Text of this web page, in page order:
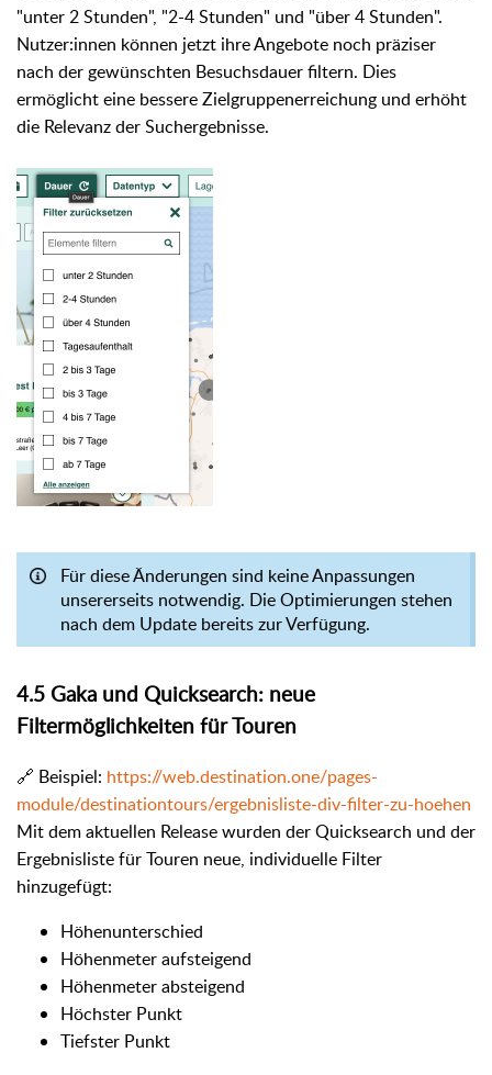
"unter 2 Stunden", "2-4 Stunden" und "über 4 Stunden".
Nutzer:innen können jetzt ihre Angebote noch präziser
nach der gewünschten Besuchsdauer filtern. Dies
ermöglicht eine bessere Zielgruppenerreichung und erhöht
die Relevanz der Suchergebnisse.
Für diese Änderungen sind keine Anpassungen
unsererseits notwendig. Die Optimierungen stehen
nach dem Update bereits zur Verfügung.
4.5 Gaka und Quicksearch: neue
Filtermöglichkeiten für Touren
🔗 Beispiel: https://web.destination.one/pages-
module/destinationtours/ergebnisliste-div-filter-zu-hoehen
Mit dem aktuellen Release wurden der Quicksearch und der
Ergebnisliste für Touren neue, individuelle Filter
hinzugefügt:
Höhenunterschied
Höhenmeter aufsteigend
Höhenmeter absteigend
Höchster Punkt
Tiefster Punkt